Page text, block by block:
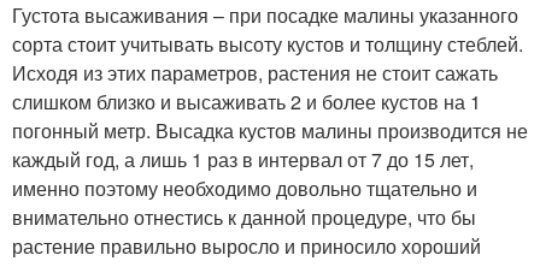
Густота высаживания – при посадке малины указанного
сорта стоит учитывать высоту кустов и толщину стеблей.
Исходя из этих параметров, растения не стоит сажать
слишком близко и высаживать 2 и более кустов на 1
погонный метр. Высадка кустов малины производится не
каждый год, а лишь 1 раз в интервал от 7 до 15 лет,
именно поэтому необходимо довольно тщательно и
внимательно отнестись к данной процедуре, что бы
растение правильно выросло и приносило хороший